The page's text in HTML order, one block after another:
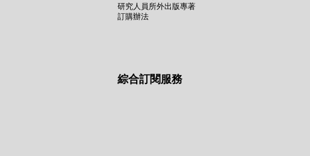
研究人員所外出版專著
訂購辦法
綜合訂閱服務